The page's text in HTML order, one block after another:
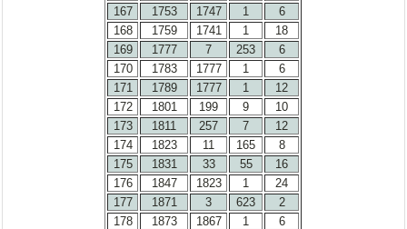
167
1753 1747 1
6
168
1759 1741 1
18
169
1777 7 253
6
170
1783 1777 1
6
171
1789 1777 1
12
172
1801 199 9
10
173
1811 257 7
12
174
1823 11 165
8
175
1831 33 55
16
176
1847 1823 1
24
177
1871 3 623
2
178
1873 1867 1
6